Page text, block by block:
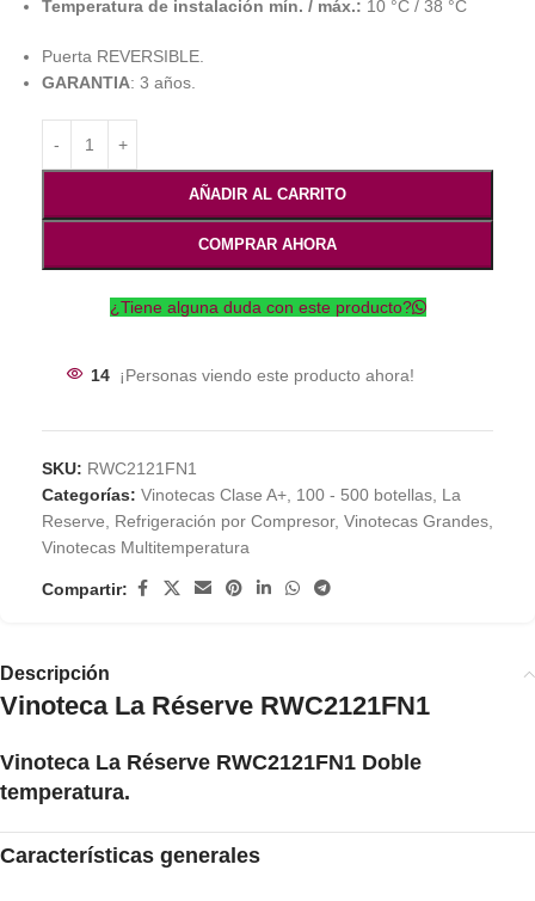
Temperatura de instalación mín. / máx.: 10 °C / 38 °C
Puerta REVERSIBLE.
GARANTIA: 3 años.
AÑADIR AL CARRITO
COMPRAR AHORA
¿Tiene alguna duda con este producto?
14 ¡Personas viendo este producto ahora!
SKU: RWC2121FN1
Categorías: Vinotecas Clase A+ 100 - 500 botellas La
Reserve
Refrigeración por Compresor, Vinotecas Grandes
Vinotecas Multitemperatura
Compartir:
Descripción
Vinoteca La Réserve RWC2121FN1
Vinoteca La Réserve RWC2121FN1 Doble
temperatura.
Características generales